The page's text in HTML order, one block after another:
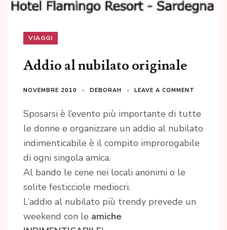
VIAGGI
Addio al nubilato originale
NOVEMBRE 2010 DEBORAH LEAVE A COMMENT
Sposarsi è l’evento più importante di tutte
le donne e organizzare un addio al nubilato
indimenticabile è il compito improrogabile
di ogni singola amica.
Al bando le cene nei locali anonimi o le
solite festicciole mediocri.
L’addio al nubilato più trendy prevede un
weekend con le amiche